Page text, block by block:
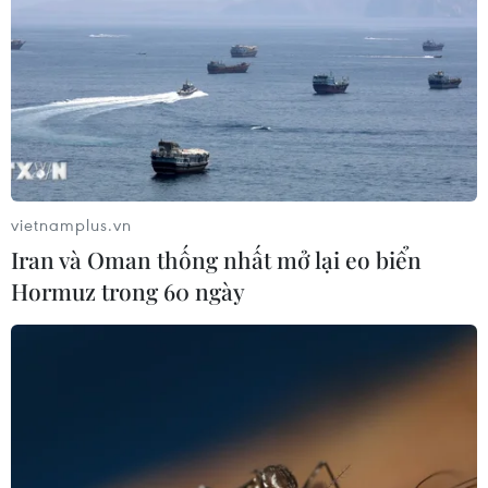
Thành phố Vũ Hán tổ chức lễ hội bia,
Lễ hội bia sẽ được tổ chức vào 15/8 tại Vũ Hán nhằm
kích thích nền kinh tế ban đêm tại địa phương; trong khi
lễ hội té nước tại Campuchia đã được lên kế hoạch
vietnamplus.vn
Iran và Oman thống nhất mở lại eo biển
Hormuz trong 60 ngày